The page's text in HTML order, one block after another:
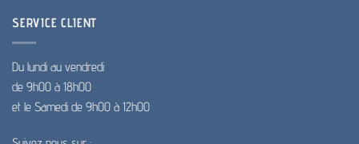
SERVICE CLIENT
Du lundi au vendredi
de 9h00 à 18h00
et le Samedi de 9h00 à 12h00